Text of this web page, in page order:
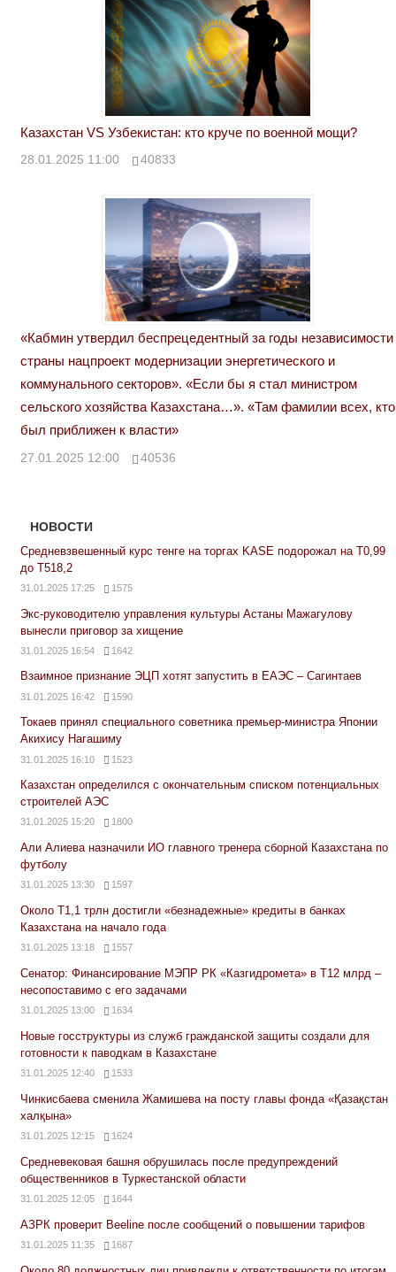
Казахстан VS Узбекистан: кто круче по военной мощи?
28.01.2025 11:00 40833
«Кабмин утвердил беспрецедентный за годы независимости
страны нацпроект модернизации энергетического и
коммунального секторов». «Если бы я стал министром
сельского хозяйства Казахстана…». «Там фамилии всех, кто
был приближен к власти»
27.01.2025 12:00 40536
НОВОСТИ
Средневзвешенный курс тенге на торгах KASE подорожал на Т0,99
до Т518,2
31.01.2025 17:25 1575
Экс-руководителю управления культуры Астаны Мажагулову
вынесли приговор за хищение
31.01.2025 16:54 1642
Взаимное признание ЭЦП хотят запустить в ЕАЭС – Сагинтаев
31.01.2025 16:42 1590
Токаев принял специального советника премьер-министра Японии
Акихису Нагашиму
31.01.2025 16:10 1523
Казахстан определился с окончательным списком потенциальных
строителей АЭС
31.01.2025 15:20 1800
Али Алиева назначили ИО главного тренера сборной Казахстана по
футболу
31.01.2025 13:30 1597
Около Т1,1 трлн достигли «безнадежные» кредиты в банках
Казахстана на начало года
31.01.2025 13:18 1557
Сенатор: Финансирование МЭПР РК «Казгидромета» в Т12 млрд –
несопоставимо с его задачами
31.01.2025 13:00 1634
Новые госструктуры из служб гражданской защиты создали для
готовности к паводкам в Казахстане
31.01.2025 12:40 1533
Чинкисбаева сменила Жамишева на посту главы фонда «Қазақстан
халқына»
31.01.2025 12:15 1624
Средневековая башня обрушилась после предупреждений
общественников в Туркестанской области
31.01.2025 12:05 1644
АЗРК проверит Beeline после сообщений о повышении тарифов
31.01.2025 11:35 1687